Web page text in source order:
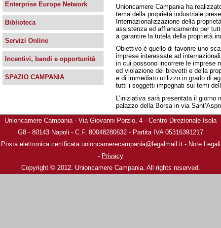
Unioncamere Campania ha
tema della proprietà industriale
Internazionalizzazione della
assistenza ed affiancamento per
a garantire la tutela della proprietà
Obiettivo è quello di favorire uno
imprese interessate ad
in cui possono incorrere le imprese
ed violazione dei brevetti e della
e di immediato utilizzo in grado di
tutti i soggetti impegnati sui temi
L’iniziativa sarà presentata il
palazzo della Borsa in via
Enterprise Europe Network
Biblioteca
Servizi Online
Incentivi, bandi e opportunità
SPAZIO CAMPANIA
Unioncamere Campania - Via Giovanni Porzio, 4 - Centro Direzionale Isola
G8 - 80143 Napoli - C.F. 80048280632 - Partita IVA 05316391217
Posta elettronica certificata:unioncamerecampania@legalmail.it- Note Legali
- Privacy
Copyright © 2012. Unioncamere Campania. All rights reserved.